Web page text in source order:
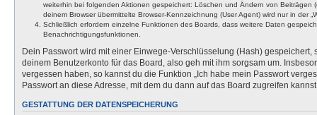
weiterhin bei folgenden Aktionen gespeichert: Löschen und Ändern von
deinem Browser übermittelte Browser-Kennzeichnung (User Agent) wird nur in der
Schließlich erfordern einzelne Funktionen des Boards, dass weitere Daten
Benachrichtigungsfunktionen.
Dein Passwort wird mit einer Einwege-Verschlüsselung (Hash)
deinem Benutzerkonto für das Board, also geh mit ihm sorgsam um.
vergessen haben, so kannst du die Funktion „Ich habe mein Passwort
Passwort an diese Adresse, mit dem du dann auf das Board zugreifen
GESTATTUNG DER DATENSPEICHERUNG